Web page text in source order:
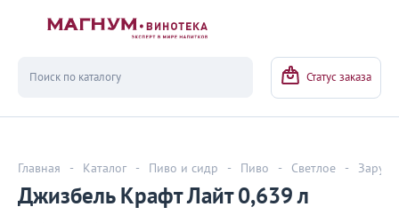
Статус заказа
Главная - Каталог - Пиво и сидр - Пиво - Светлое -
Джизбель Крафт Лайт 0,639 л